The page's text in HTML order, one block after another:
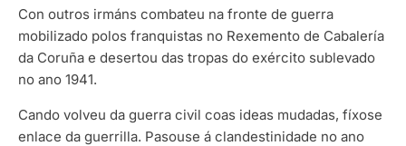
Con outros irmáns combateu na fronte de guerra
mobilizado polos franquistas no Rexemento de Cabalería
da Coruña e desertou das tropas do exército sublevado
no ano 1941.
Cando volveu da guerra civil coas ideas mudadas, fíxose
enlace da guerrilla. Pasouse á clandestinidade no ano